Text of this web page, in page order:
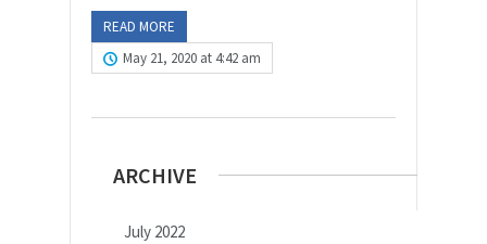
READ MORE
May 21, 2020 at 4:42 am
ARCHIVE
July 2022